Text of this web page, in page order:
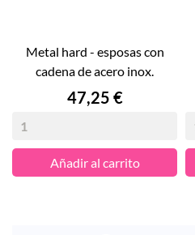
metal hard - esposas con
cadena de acero inox.
Precio
47,25 €
Añadir al carrito